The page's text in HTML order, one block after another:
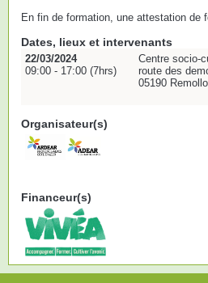
En fin de formation, une attestation de
Dates, lieux et intervenants
22/03/2024
09:00 - 17:00 (7hrs)
Centre socio-
route des
05190
Organisateur(s)
Financeur(s)